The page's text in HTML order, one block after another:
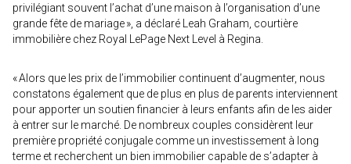
privilégiant souvent l’achat d’une maison à l’organisation d’une
grande fête de mariage », a déclaré Leah Graham, courtière
immobilière chez Royal LePage Next Level à Regina.
« Alors que les prix de l’immobilier continuent d’augmenter, nous
constatons également que de plus en plus de parents interviennent
pour apporter un soutien financier à leurs enfants afin de les aider
à entrer sur le marché. De nombreux couples considèrent leur
première propriété conjugale comme un investissement à long
terme et recherchent un bien immobilier capable de s’adapter à